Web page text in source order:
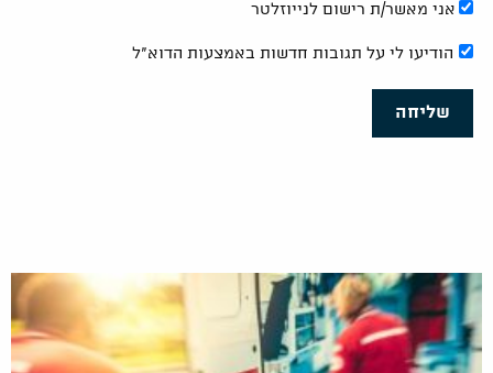
אני מאשר/ת רישום לנייוזלטר
הודיעו לי על תגובות חדשות באמצעות הדוא"ל
שליחה